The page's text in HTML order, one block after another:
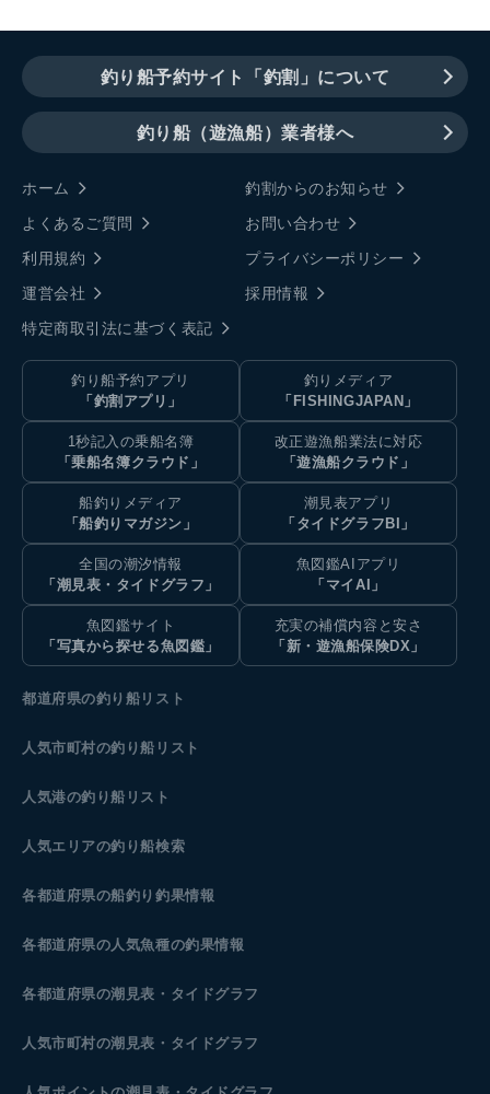
釣り船予約サイト「釣割」について
釣り船（遊漁船）業者様へ
ホーム
釣割からのお知らせ
よくあるご質問
お問い合わせ
利用規約
プライバシーポリシー
運営会社
採用情報
特定商取引法に基づく表記
釣り船予約アプリ
「釣割アプリ」
釣りメディア
「FISHINGJAPAN」
1秒記入の乗船名簿
「乗船名簿クラウド」
改正遊漁船業法に対応
「遊漁船クラウド」
船釣りメディア
「船釣りマガジン」
潮見表アプリ
「タイドグラフBI」
全国の潮汐情報
「潮見表・タイドグラフ」
魚図鑑AIアプリ
「マイAI」
魚図鑑サイト
「写真から探せる魚図鑑」
充実の補償内容と安さ
「新・遊漁船保険DX」
都道府県の釣り船リスト
人気市町村の釣り船リスト
人気港の釣り船リスト
人気エリアの釣り船検索
各都道府県の船釣り釣果情報
各都道府県の人気魚種の釣果情報
各都道府県の潮見表 ・タイドグラフ
人気市町村の潮見表・タイドグラフ